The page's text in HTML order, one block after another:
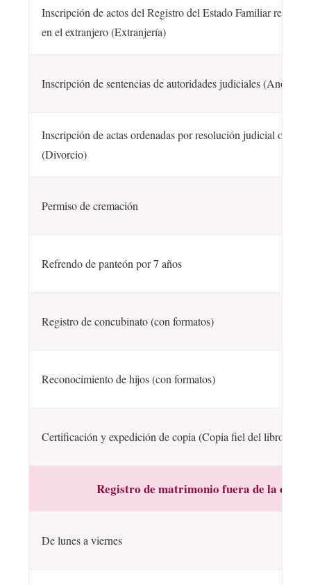
Inscripción de actos del Registro del Estado Familiar
en el extranjero (Extranjería)
Inscripción de sentencias de autoridades judiciales
Inscripción de actas ordenadas por resolución judicial o
(Divorcio)
Permiso de cremación
Refrendo de panteón por 7 años
Registro de concubinato (con formatos)
Reconocimiento de hijos (con formatos)
Certificación y expedición de copia (Copia fiel del libro)
Registro de matrimonio fuera de la
De lunes a viernes